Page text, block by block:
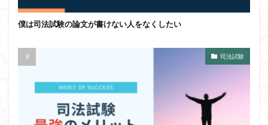
僕は司法試験の論文が書けない人をなくしたい
司法試験